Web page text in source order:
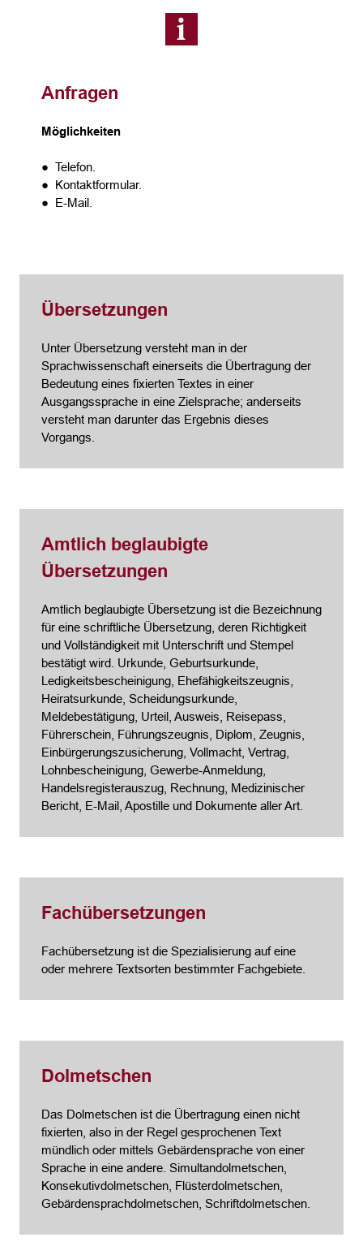
Anfragen
Möglichkeiten
● Telefon.
● Kontaktformular.
● E-Mail.
Übersetzungen
Unter Übersetzung versteht man in der
Sprachwissenschaft einerseits die Übertragung der
Bedeutung eines fixierten Textes in einer
Ausgangssprache in eine Zielsprache; anderseits
versteht man darunter das Ergebnis dieses
Vorgangs.
Amtlich beglaubigte
Übersetzungen
Amtlich beglaubigte Übersetzung ist die Bezeichnung
für eine schriftliche Übersetzung, deren Richtigkeit
und Vollständigkeit mit Unterschrift und Stempel
bestätigt wird. Urkunde, Geburtsurkunde,
Ledigkeitsbescheinigung, Ehefähigkeitszeugnis,
Heiratsurkunde, Scheidungsurkunde,
Meldebestätigung, Urteil, Ausweis, Reisepass,
Führerschein, Führungszeugnis, Diplom, Zeugnis,
Einbürgerungszusicherung, Vollmacht, Vertrag,
Lohnbescheinigung, Gewerbe-Anmeldung,
Handelsregisterauszug, Rechnung, Medizinischer
Bericht, E-Mail, Apostille und Dokumente aller Art.
Fachübersetzungen
Fachübersetzung ist die Spezialisierung auf eine
oder mehrere Textsorten bestimmter Fachgebiete.
Dolmetschen
Das Dolmetschen ist die Übertragung einen nicht
fixierten, also in der Regel gesprochenen Text
mündlich oder mittels Gebärdensprache von einer
Sprache in eine andere. Simultandolmetschen,
Konsekutivdolmetschen, Flüsterdolmetschen,
Gebärdensprachdolmetschen, Schriftdolmetschen.